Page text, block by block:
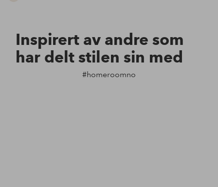
Inspirert av andre som
har delt stilen sin med
#homeroomno